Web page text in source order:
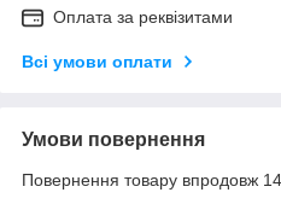
Оплата за реквізитами
Всі умови оплати
Умови повернення
Повернення товару впродовж